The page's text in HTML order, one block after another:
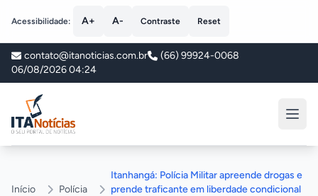
Acessibilidade: A+ A- Contraste Reset
contato@itanoticias.com.br
(66) 99924-0068
06/08/2026 04:24
ITA Notícias
Início Polícia
Itanhangá: Polícia Militar apreende drogas e
prende traficante em liberdade condicional